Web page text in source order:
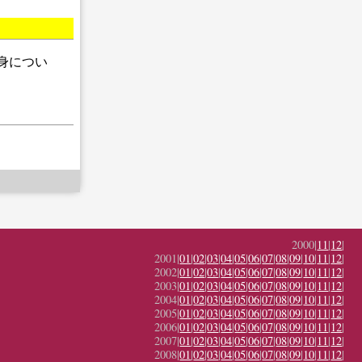
につい
2000|11|12|
2001|01|02|03|04|05|06|07|08|09|10|11|12|
2002|01|02|03|04|05|06|07|08|09|10|11|12|
2003|01|02|03|04|05|06|07|08|09|10|11|12|
2004|01|02|03|04|05|06|07|08|09|10|11|12|
2005|01|02|03|04|05|06|07|08|09|10|11|12|
2006|01|02|03|04|05|06|07|08|09|10|11|12|
2007|01|02|03|04|05|06|07|08|09|10|11|12|
2008|01|02|03|04|05|06|07|08|09|10|11|12|